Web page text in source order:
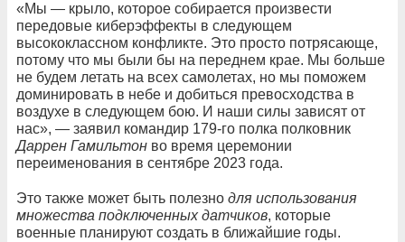
«Мы — крыло, которое собирается произвести
передовые киберэффекты в следующем
высококлассном конфликте. Это просто потрясающе,
потому что мы были бы на переднем крае. Мы больше
не будем летать на всех самолетах, но мы поможем
доминировать в небе и добиться превосходства в
воздухе в следующем бою. И наши силы зависят от
нас», — заявил командир 179-го полка полковник
Даррен Гамильтон во время церемонии
переименования в сентябре 2023 года.
Это также может быть полезно для использования
множества подключенных датчиков, которые
военные планируют создать в ближайшие годы.